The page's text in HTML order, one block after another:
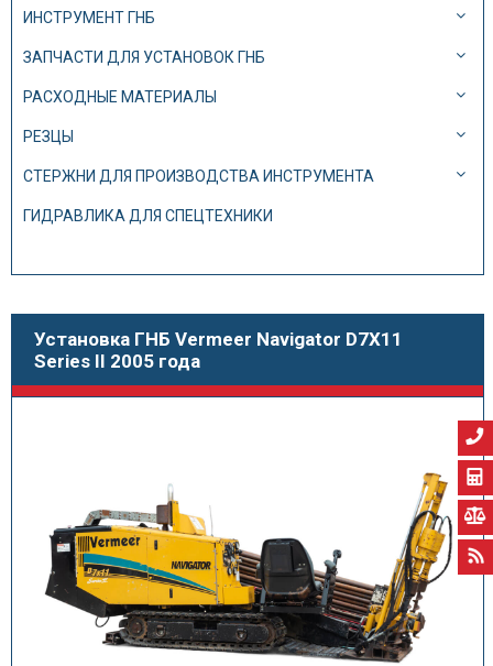
ИНСТРУМЕНТ ГНБ
ЗАПЧАСТИ ДЛЯ УСТАНОВОК ГНБ
РАСХОДНЫЕ МАТЕРИАЛЫ
РЕЗЦЫ
СТЕРЖНИ ДЛЯ ПРОИЗВОДСТВА ИНСТРУМЕНТА
ГИДРАВЛИКА ДЛЯ СПЕЦТЕХНИКИ
Установка ГНБ Vermeer Navigator D7X11
Series II 2005 года